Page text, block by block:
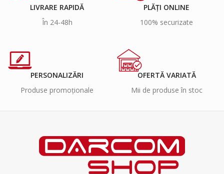
LIVRARE RAPIDĂ
În 24-48h
PLĂȚI ONLINE
100% securizate
PERSONALIZĂRI
Produse promoționale
OFERTĂ VARIATĂ
Mii de produse în stoc